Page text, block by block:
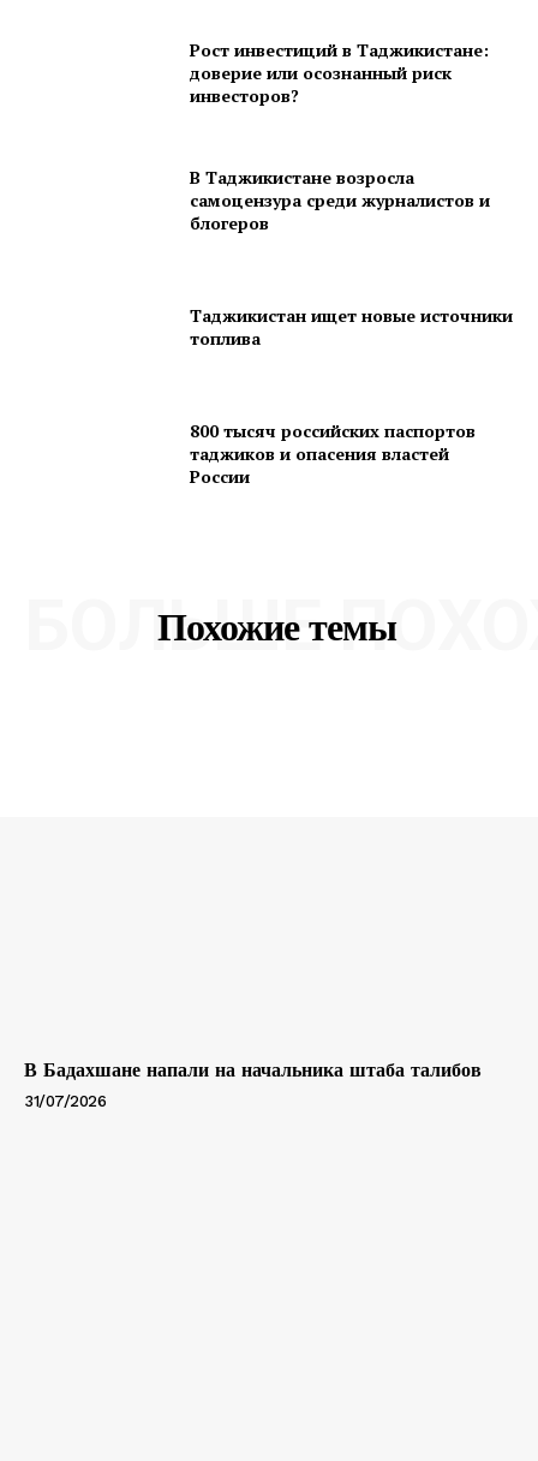
Рост инвестиций в Таджикистане:
доверие или осознанный риск
инвесторов?
В Таджикистане возросла
самоцензура среди журналистов и
блогеров
Таджикистан ищет новые источники
топлива
800 тысяч российских паспортов
таджиков и опасения властей
России
Похожие темы
БОЛЬШЕ
В Бадахшане напали на начальника штаба талибов
31/07/2026